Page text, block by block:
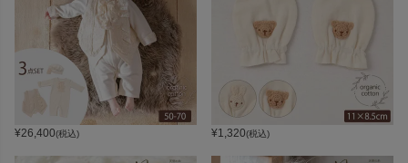
¥26,400(税込) ¥1,320(税込)